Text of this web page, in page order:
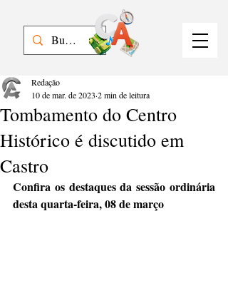
Tombamento do Centro
Histórico é discutido em
Castro
Redação
10 de mar. de 2023 2 min de leitura
Confira os destaques da sessão ordinária
desta quarta-feira, 08 de março